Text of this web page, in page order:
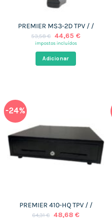
PREMIER MS3-2D TPV / /
53,58€ O
preço
era:
53,58 €.
44,65 €O
impostos incluídos
Adicionar
-24%
PREMIER 410-HQ TPV / /
64,31€ O
48,68 €O